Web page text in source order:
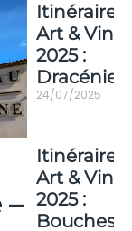
–
Itinéraire
Art & Vin
2025 :
Dracénie
24/07/2025
Itinéraire
Art & Vin
2025 :
Bouches-